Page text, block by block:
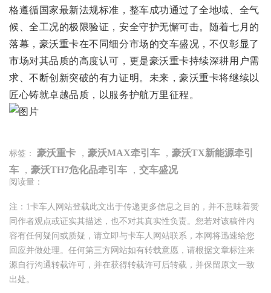
格遵循国家最新法规标准，整车成功通过了全地域、全气
候、全工况的极限验证，安全守护无懈可击。随着七月的
落幕，豪沃重卡在不同细分市场的交车盛况，不仅彰显了
市场对其品质的高度认可，更是豪沃重卡持续深耕用户需
求、不断创新突破的有力证明。未来，豪沃重卡将继续以
匠心铸就卓越品质，以服务护航万里征程。
标签： 豪沃重卡 ， 豪沃MAX牵引车 ， 豪沃TX新能源牵引
车 ， 豪沃TH7危化品牵引车 ， 交车盛况
阅读量：
注：1卡车人网站登载此文出于传递更多信息之目的，并不意味着赞
同作者观点或证实其描述，也不对其真实性负责。您若对该稿件内
容有任何疑问或质疑，请立即与卡车人网站联系，本网将迅速给您
回应并做处理。任何第三方网站如有转载意愿，请根据文章标注来
源自行沟通转载许可，并在获得转载许可后转载，并保留原文一致
出处。